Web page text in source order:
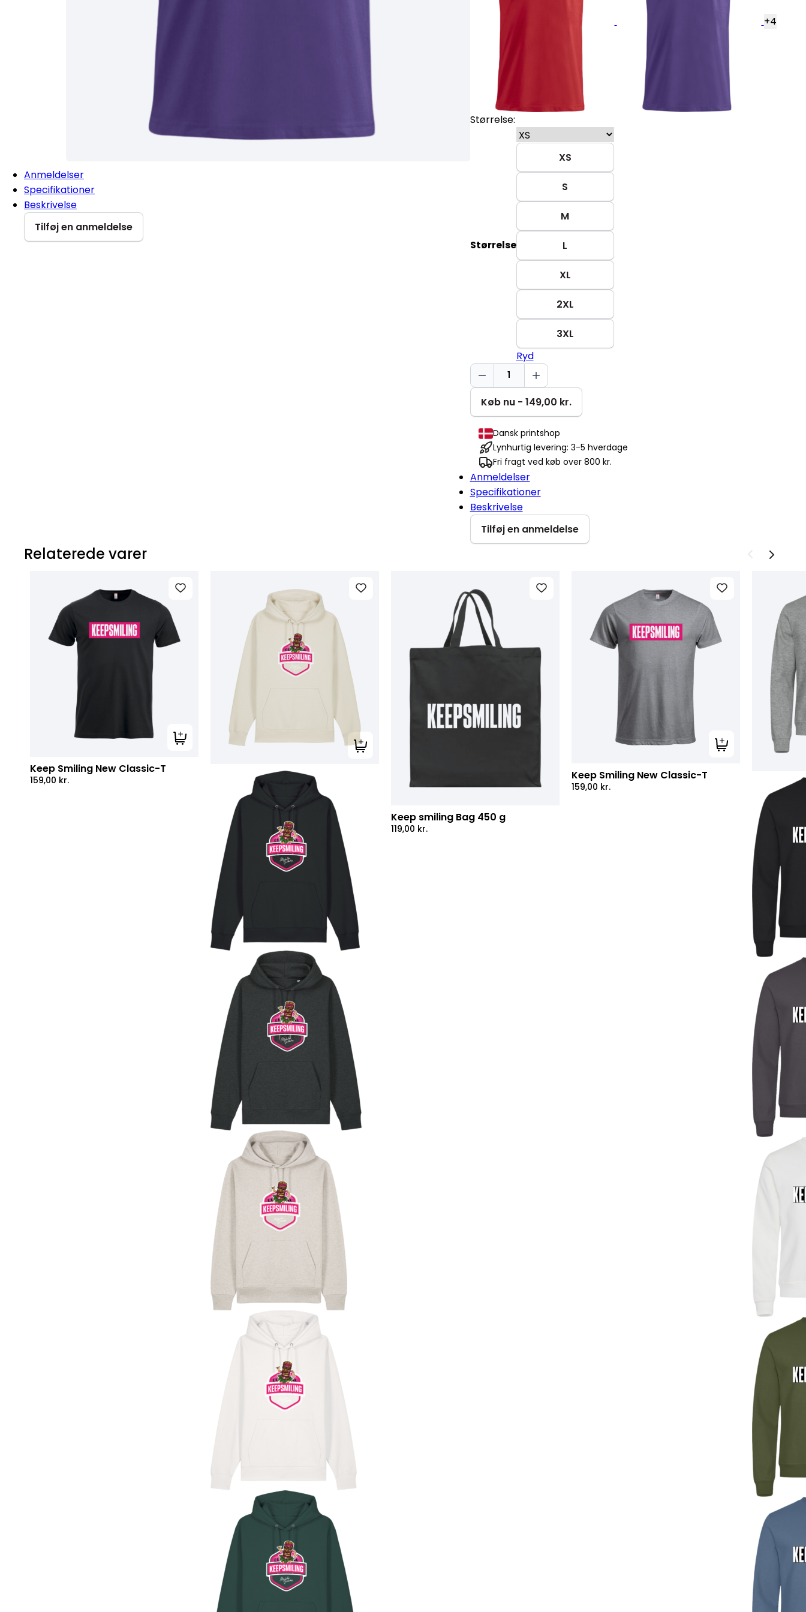
Anmeldelser
Specifikationer
Beskrivelse
Tilføj en anmeldelse
+4
Størrelse:
Størrelse
XS
S
M
L
XL
2XL
3XL
Ryd
Keep
smiling
Basic-
T
antal
Køb nu - 149,00 kr.
Dansk printshop
Lynhurtig levering: 3-5 hverdage
Fri fragt ved køb over 800 kr.
Anmeldelser
Specifikationer
Beskrivelse
Tilføj en anmeldelse
Relaterede varer
Tilføj til kurv
Keep Smiling New Classic-T
159,00 kr.
Tilføj til kurv
Keep smiling Bag 450 g
119,00 kr.
Tilføj til kurv
Keep Smiling New Classic-T
159,00 kr.